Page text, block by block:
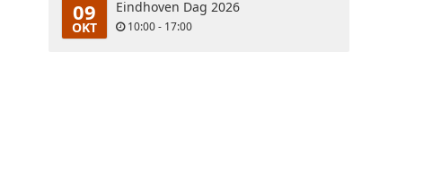
09
OKT
Eindhoven Dag 2026
10:00 - 17:00